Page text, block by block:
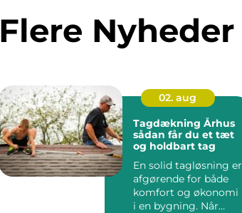
Flere Nyheder
02. aug
Tagdækning Århus
sådan får du et tæt
og holdbart tag
En solid tagløsning er
afgørende for både
komfort og økonomi
i en bygning. Når